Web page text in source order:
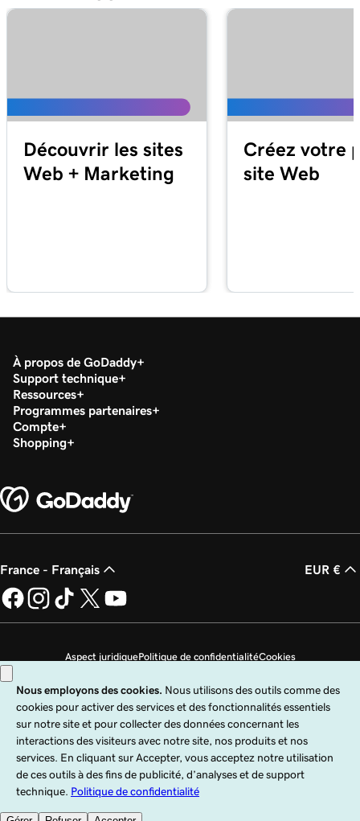
Découvrir les sites
Web + Marketing
Créez votre
site Web
À propos de GoDaddy
Support technique
Ressources
Programmes partenaires
Compte
Shopping
France - Français EUR €
Aspect juridiquePolitique de confidentialitéCookies
Ne revendez pas mes informations personnelles
Copyright © 1999 - 2026 GoDaddy Operating Company, LLC. Tous droits
Company, LLC aux États-Unis et dans d’autres pays. Le logo « GO » est une
marque déposée de GoDaddy.com, LLC aux États-Unis.
Ce site est régi par des conditions d’utilisation expresses. En utilisant ce site,
vous indiquez accepter ces